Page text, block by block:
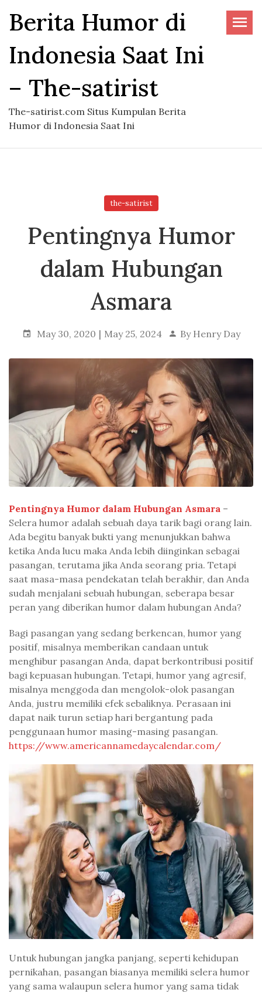
content
Berita Humor di
Indonesia Saat Ini
– The-satirist
The-satirist.com Situs Kumpulan Berita
Humor di Indonesia Saat Ini
the-satirist
Pentingnya Humor
dalam Hubungan
Asmara
May 30, 2020 May 25, 2024 By Henry Day
Pentingnya Humor dalam Hubungan Asmara –
Selera humor adalah sebuah daya tarik bagi orang lain.
Ada begitu banyak bukti yang menunjukkan bahwa
ketika Anda lucu maka Anda lebih diinginkan sebagai
pasangan, terutama jika Anda seorang pria. Tetapi
saat masa-masa pendekatan telah berakhir, dan Anda
sudah menjalani sebuah hubungan, seberapa besar
peran yang diberikan humor dalam hubungan Anda?
Bagi pasangan yang sedang berkencan, humor yang
positif, misalnya memberikan candaan untuk
menghibur pasangan Anda, dapat berkontribusi positif
bagi kepuasan hubungan. Tetapi, humor yang agresif,
misalnya menggoda dan mengolok-olok pasangan
Anda, justru memiliki efek sebaliknya. Perasaan ini
dapat naik turun setiap hari bergantung pada
penggunaan humor masing-masing pasangan.
https://www.americannamedaycalendar.com/
Untuk hubungan jangka panjang, seperti kehidupan
pernikahan, pasangan biasanya memiliki selera humor
yang sama walaupun selera humor yang sama tidak